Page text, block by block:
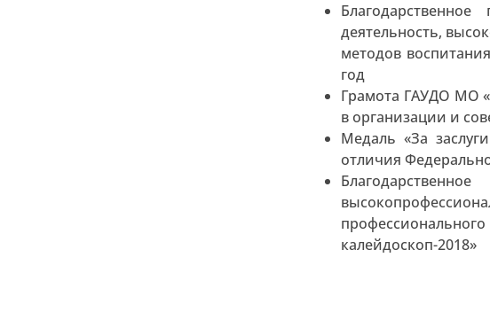
деятельность,
методов
год
Грамота ГАУДО МО
в организации и
Медаль «За
отличия
калейдоскоп-2018»